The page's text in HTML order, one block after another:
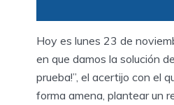
Hoy es lunes 23 de
en que damos la solución
prueba!”, el acertijo con el
forma amena, plantear un